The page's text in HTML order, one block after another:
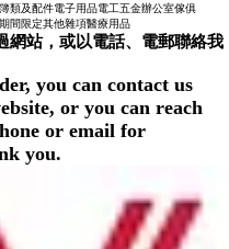
類及配件電子用品電工五金辦公室傢俱
期間限定其他雜項醫療用品
網站，或以電話、電郵聯絡我
you can contact us
or you can reach
or email for
you.